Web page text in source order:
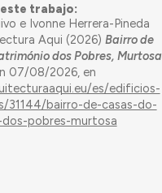
trabajo:
e Ivonne Herrera-Pineda
Aqui (2026) Bairro de
dos Pobres, Murtosa
07/08/2026, en
es/edificios-
31144/bairro-de-casas-do-
pobres-murtosa